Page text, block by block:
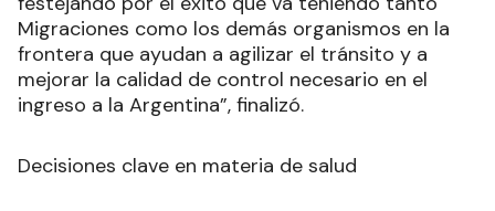
Migraciones como los demás organismos en la
frontera que ayudan a agilizar el tránsito y a
mejorar la calidad de control necesario en el
ingreso a la Argentina”, finalizó.
Decisiones clave en materia de salud